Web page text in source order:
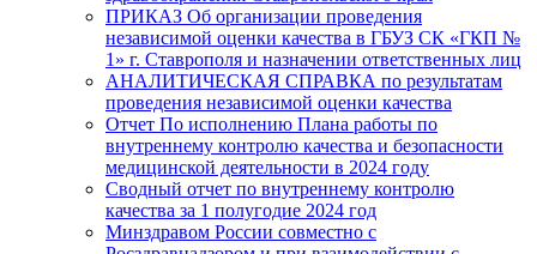
ПРИКАЗ Об организации проведения
независимой оценки качества в ГБУЗ СК «ГКП №
1» г. Ставрополя и назначении ответственных лиц
АНАЛИТИЧЕСКАЯ СПРАВКА по результатам
проведения независимой оценки качества
Отчет По исполнению Плана работы по
внутреннему контролю качества и безопасности
медицинской деятельности в 2024 году
Сводный отчет по внутреннему контролю
качества за 1 полугодие 2024 год
Минздравом России совместно с